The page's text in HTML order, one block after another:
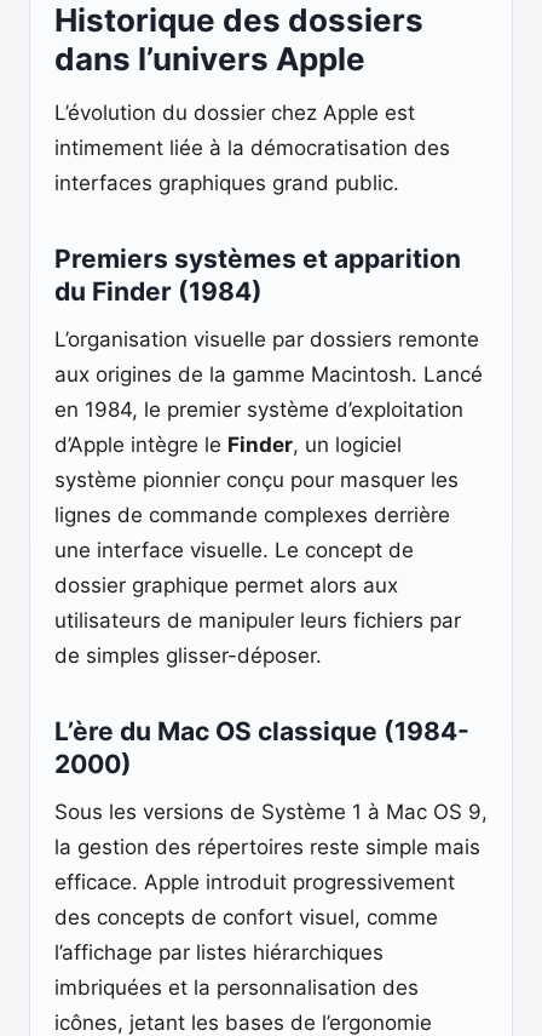
Historique des dossiers
dans l’univers Apple
L’évolution du dossier chez Apple est
intimement liée à la démocratisation des
interfaces graphiques grand public.
Premiers systèmes et apparition
du Finder (1984)
L’organisation visuelle par dossiers remonte
aux origines de la gamme Macintosh. Lancé
en 1984, le premier système d’exploitation
d’Apple intègre le Finder, un logiciel
système pionnier conçu pour masquer les
lignes de commande complexes derrière
une interface visuelle. Le concept de
dossier graphique permet alors aux
utilisateurs de manipuler leurs fichiers par
de simples glisser-déposer.
L’ère du Mac OS classique (1984-
2000)
Sous les versions de Système 1 à Mac OS 9,
la gestion des répertoires reste simple mais
efficace. Apple introduit progressivement
des concepts de confort visuel, comme
l’affichage par listes hiérarchiques
imbriquées et la personnalisation des
icônes, jetant les bases de l’ergonomie